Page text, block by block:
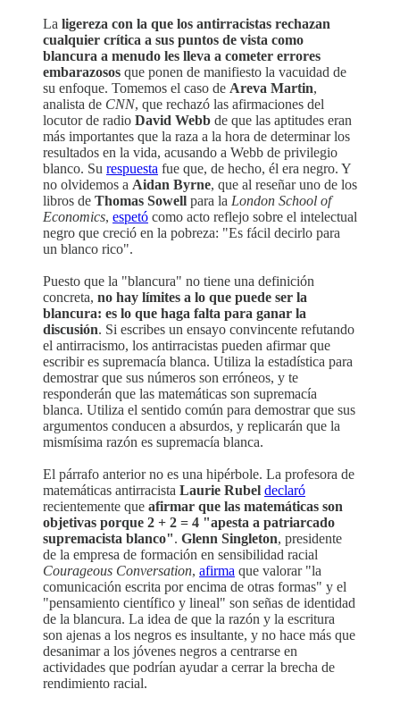
La ligereza con la que los antirracistas rechazan
cualquier crítica a sus puntos de vista como
blancura a menudo les lleva a cometer errores
embarazosos que ponen de manifiesto la vacuidad de
su enfoque. Tomemos el caso de Areva Martin,
analista de CNN, que rechazó las afirmaciones del
locutor de radio David Webb de que las aptitudes eran
más importantes que la raza a la hora de determinar los
resultados en la vida, acusando a Webb de privilegio
blanco. Su respuesta fue que, de hecho, él era negro. Y
no olvidemos a Aidan Byrne, que al reseñar uno de los
libros de Thomas Sowell para la London School of
Economics, espetó como acto reflejo sobre el intelectual
negro que creció en la pobreza: "Es fácil decirlo para
un blanco rico".
Puesto que la "blancura" no tiene una definición
concreta, no hay límites a lo que puede ser la
blancura: es lo que haga falta para ganar la
discusión. Si escribes un ensayo convincente refutando
el antirracismo, los antirracistas pueden afirmar que
escribir es supremacía blanca. Utiliza la estadística para
demostrar que sus números son erróneos, y te
responderán que las matemáticas son supremacía
blanca. Utiliza el sentido común para demostrar que sus
argumentos conducen a absurdos, y replicarán que la
mismísima razón es supremacía blanca.
El párrafo anterior no es una hipérbole. La profesora de
matemáticas antirracista Laurie Rubel declaró
recientemente que afirmar que las matemáticas son
objetivas porque 2 + 2 = 4 "apesta a patriarcado
supremacista blanco". Glenn Singleton, presidente
de la empresa de formación en sensibilidad racial
Courageous Conversation, afirma que valorar "la
comunicación escrita por encima de otras formas" y el
"pensamiento científico y lineal" son señas de identidad
de la blancura. La idea de que la razón y la escritura
son ajenas a los negros es insultante, y no hace más que
desanimar a los jóvenes negros a centrarse en
actividades que podrían ayudar a cerrar la brecha de
rendimiento racial.